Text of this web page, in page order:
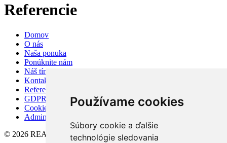
Používame cookies
Súbory cookie a ďalšie
technológie sledovania
Referencie
Domov
O nás
Naša ponuka
Ponúknite nám
Náš tím
Kontakt
Referencie
GDPR
Cookies
Admin
© 2026 REALITY GOLD - Bratislava s.r.o.